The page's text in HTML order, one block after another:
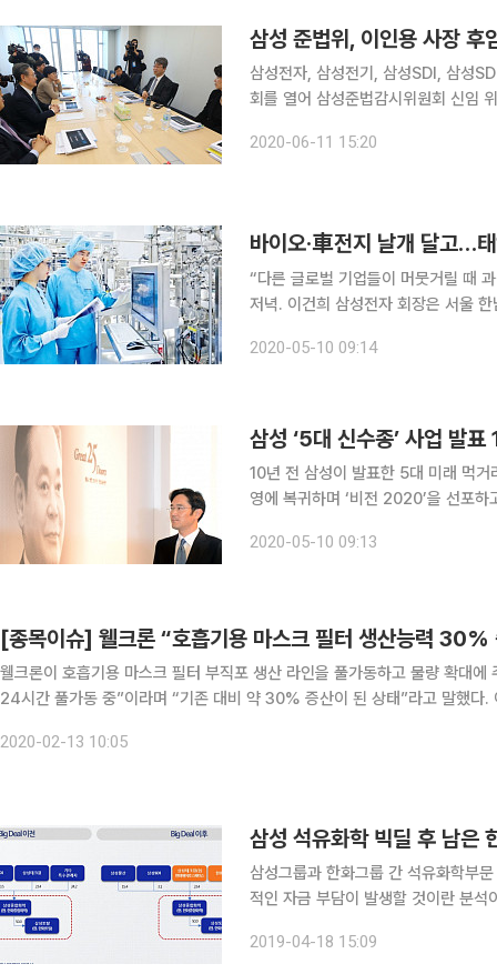
삼성 준법위, 이인용 사장 후
삼성전자, 삼성전기, 삼성SDI, 삼성
회를 열어 삼성준법감시위원회 신임
치이다. 김지형 위원장이 추천한 성
2020-06-11 15:20
바이오·車전지 날개 달고…
“다른 글로벌 기업들이 머뭇거릴 때 과감하
저녁. 이건희 삼성전자 회장은 서울
2020-05-10 09:14
삼성 ‘5대 신수종’ 사업 발
10년 전 삼성이 발표한 5대 미래 먹
영에 복귀하며 ‘비전 2020’을 선포하고 5대
종’ 사업을 선정해 발표한 지 이달 11
2020-05-10 09:13
[종목이슈] 웰크론 “호흡기용 마스크 필터 생산능력 30%
웰크론이 호흡기용 마스크 필터 부직포 생산 라인을 풀가동하고 물량 확대에 주력하고 있다. 13일 회사 관계자는
24시간 풀가동 중”이라며 “기존 대비 약 30% 증산이 된 상태”라고 말했다. 이어 “호흡기용 마스크 필터는 당사의 나노섬유 부직포 제조
2020-02-13 10:05
삼성 석유화학 빅딜 후 남은
삼성그룹과 한화그룹 간 석유화학부
적인 자금 부담이 발생할 것이란 분석이 나왔다. 18일 나이스신용평가에 따르
부터 삼성종합화학 지분을 각각
2019-04-18 15:09